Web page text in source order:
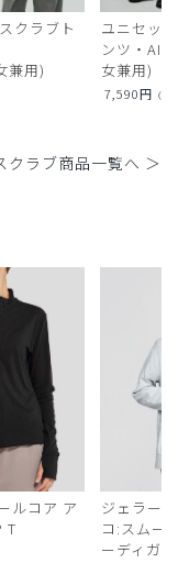
クラブト
兼用)
ユニセッ
ンツ・AIR
女兼用)
7,590円 （税
クラブ商品一覧へ ＞
ルコア ア
T
ジェラー
コ:スムー
ーディガン